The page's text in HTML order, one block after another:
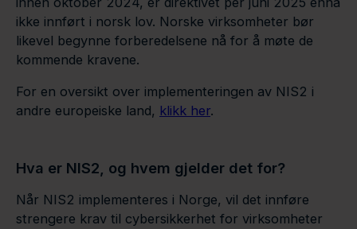
ikke innført i norsk lov. Norske virksomheter bør
likevel begynne forberedelsene nå for å møte de
kommende kravene.
For en oversikt over implementeringen av NIS2 i
andre europeiske land, klikk her.
Hva er NIS2, og hvem gjelder det for?
Når NIS2 implementeres i Norge, vil det innføre
strengere krav til cybersikkerhet for virksomheter